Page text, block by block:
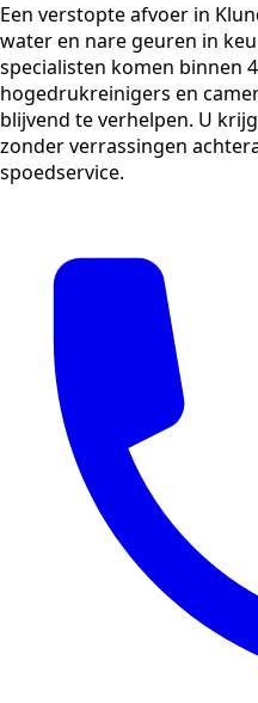
Een verstopte afvoer in
water en nare geuren in
specialisten komen binnen
hogedrukreinigers en
blijvend te verhelpen. U
zonder verrassingen
spoedservice.